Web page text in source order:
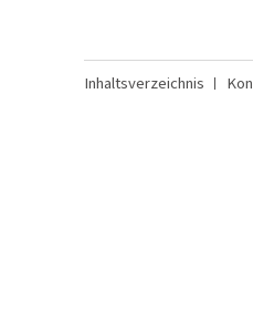
Inhaltsverzeichnis